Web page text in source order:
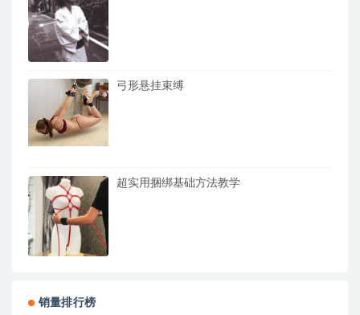
弓形悬挂束缚
超实用捆绑基础方法教学
销量排行榜